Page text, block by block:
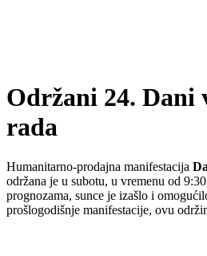
Održani 24. Dani
rada
Humanitarno-prodajna manifestacija
održana je u subotu, u vremenu od
prognozama, sunce je izašlo i
prošlogodišnje manifestacije, ovu